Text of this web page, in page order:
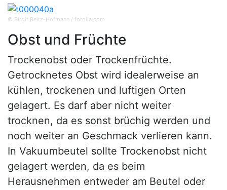
© Birgit Reitz-Hofmann / fotolia.com
Obst und Früchte
Trockenobst oder Trockenfrüchte.
Getrocknetes Obst wird idealerweise an
kühlen, trockenen und luftigen Orten
gelagert. Es darf aber nicht weiter
trocknen, da es sonst brüchig werden und
noch weiter an Geschmack verlieren kann.
In Vakuumbeutel sollte Trockenobst nicht
gelagert werden, da es beim
Herausnehmen entweder am Beutel oder